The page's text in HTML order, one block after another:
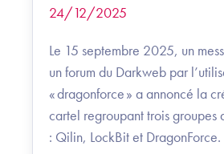
24/12/2025
Le 15 septembre 2025, un
un forum du Darkweb par
« dragonforce » a annoncé la
cartel regroupant trois groupes
: Qilin, LockBit et DragonForce.